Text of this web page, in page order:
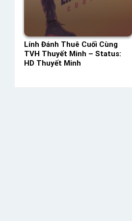
Lính Đánh Thuê Cuối Cùng
TVH Thuyết Minh – Status:
HD Thuyết Minh